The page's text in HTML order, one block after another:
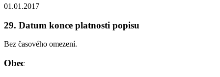
01.01.2017
29. Datum konce platnosti popisu
Bez časového omezení.
Obec